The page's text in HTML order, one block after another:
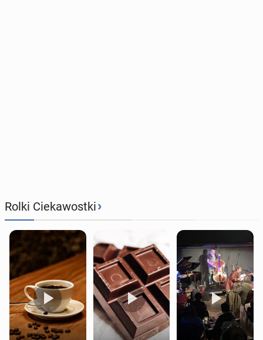
Rolki Ciekawostki›